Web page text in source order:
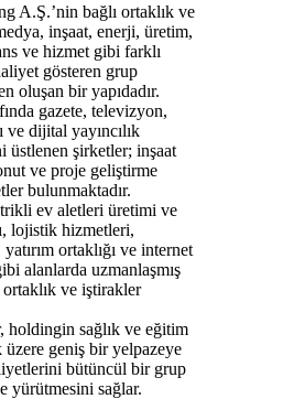
A.Ş.’nin bağlı ortaklık ve
inşaat, enerji, üretim,
ve hizmet gibi farklı
gösteren grup
oluşan bir yapıdadır.
gazete, televizyon,
ve dijital yayıncılık
üstlenen şirketler; inşaat
ve proje geliştirme
bulunmaktadır.
ev aletleri üretimi ve
lojistik hizmetleri,
ortaklığı ve internet
alanlarda uzmanlaşmış
ortaklık ve iştirakler
holdingin sağlık ve eğitim
geniş bir yelpazeye
bütüncül bir grup
yürütmesini sağlar.